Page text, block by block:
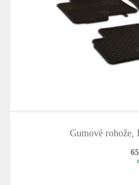
Gumové rohože,